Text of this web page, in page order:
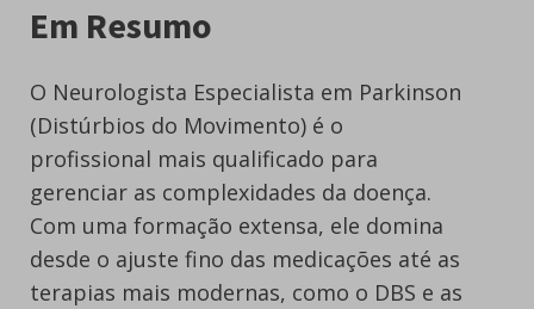
Em Resumo
O Neurologista Especialista em Parkinson
(Distúrbios do Movimento) é o
profissional mais qualificado para
gerenciar as complexidades da doença.
Com uma formação extensa, ele domina
desde o ajuste fino das medicações até as
terapias mais modernas, como o DBS e as